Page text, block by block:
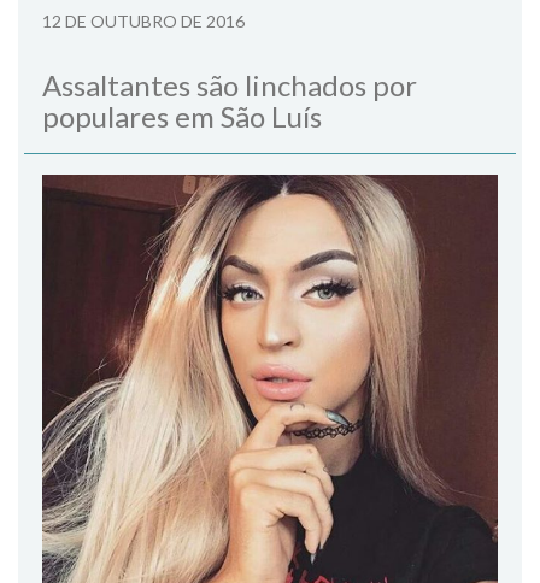
12 DE OUTUBRO DE 2016
Assaltantes são linchados por
populares em São Luís